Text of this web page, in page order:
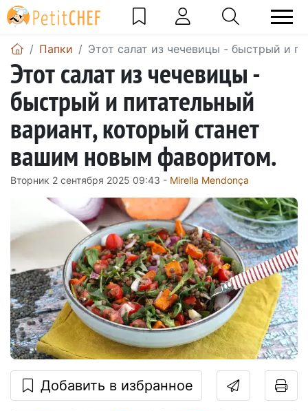
Папки Этот салат из чечевицы - быстрый и
Этот салат из чечевицы -
быстрый и питательный
вариант, который станет
вашим новым фаворитом.
Вторник 2 сентября 2025 09:43 - Mirella Mendonça
Добавить в избранное